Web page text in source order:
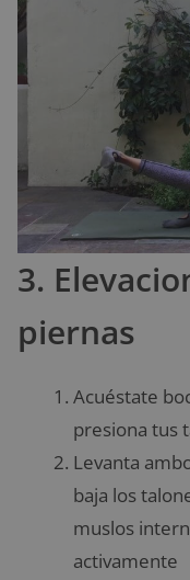
3.
piernas
Acuéstate
presiona tus
Levanta
baja los
muslos
activamente